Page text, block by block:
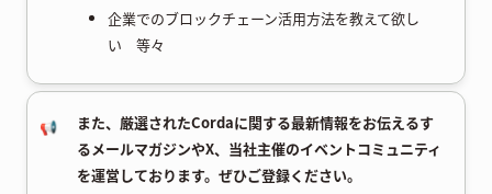
企業でのブロックチェーン活用方法を教えて欲し
い 等々
📢
また、厳選されたCordaに関する最新情報をお伝えるす
るメールマガジンやX、当社主催のイベントコミュニティ
を運営しております。ぜひご登録ください。